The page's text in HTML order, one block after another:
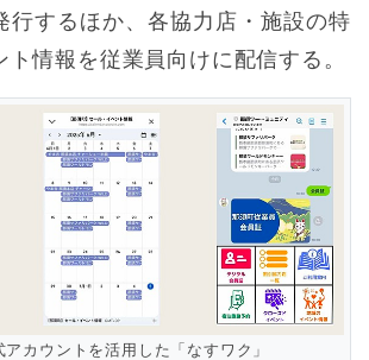
行するほか、各協力店・施設の特
情報を従業員向けに配信する。
アカウントを活用した「なすワク」